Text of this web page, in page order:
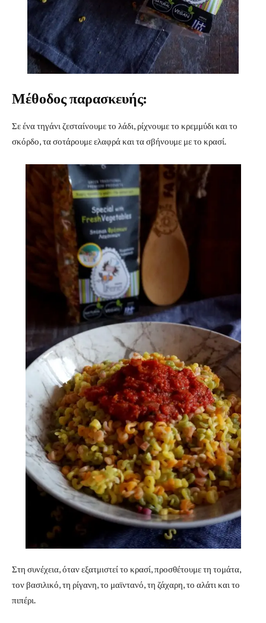
Μέθοδος παρασκευής:
Σε ένα τηγάνι ζεσταίνουμε το λάδι, ρίχνουμε το κρεμμύδι και το
σκόρδο, τα σοτάρουμε ελαφρά και τα σβήνουμε με το κρασί.
Στη συνέχεια, όταν εξατμιστεί το κρασί, προσθέτουμε τη τομάτα,
τον βασιλικό, τη ρίγανη, το μαϊντανό, τη ζάχαρη, το αλάτι και το
πιπέρι.